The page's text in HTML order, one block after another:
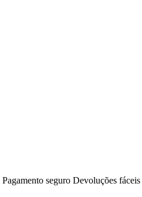
Pagamento seguro Devoluções fáceis